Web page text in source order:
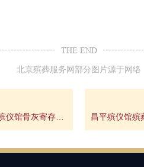
THE END
北京殡葬服务网部分图片源于网络